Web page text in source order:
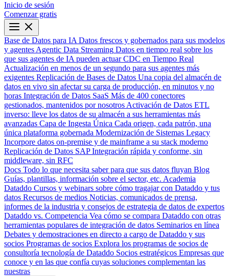
Inicio de sesión
Comenzar gratis
Base de Datos para IA Datos frescos y gobernados para sus modelos
y agentes Agentic Data Streaming Datos en tiempo real sobre los
que sus agentes de IA pueden actuar CDC en Tiempo Real
Actualización en menos de un segundo para sus agentes más
exigentes Replicación de Bases de Datos Una copia del almacén de
datos en vivo sin afectar su carga de producción, en minutos y no
horas Integración de Datos SaaS Más de 400 conectores
gestionados, mantenidos por nosotros Activación de Datos ETL
inverso: lleve los datos de su almacén a sus herramientas más
avanzadas Capa de Ingesta Única Cada origen, cada patrón, una
única plataforma gobernada Modernización de Sistemas Legacy
Incorpore datos on-premise y de mainframe a su stack moderno
Replicación de Datos SAP Integración rápida y conforme, sin
middleware, sin RFC
Docs Todo lo que necesita saber para que sus datos fluyan Blog
Guías, plantillas, información sobre el sector, etc. Academia
Dataddo Cursos y webinars sobre cómo tragajar con Dataddo y tus
datos Recursos de medios Noticias, comunicados de prensa,
informes de la industria y consejos de estrategia de datos de expertos
Dataddo vs. Competencia Vea cómo se compara Dataddo con otras
herramientas populares de integración de datos Seminarios en línea
Debates y demostraciones en directo a cargo de Dataddo y sus
socios Programas de socios Explora los programas de socios de
consultoría tecnología de Dataddo Socios estratégicos Empresas que
conoce y en las que confía cuyas soluciones complementan las
nuestras